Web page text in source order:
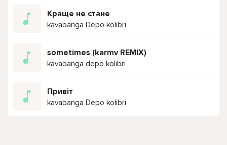
Краще не стане
kavabanga Depo kolibri
sometimes (karmv REMIX)
kavabanga depo kolibri
Привіт
kavabanga Depo kolibri